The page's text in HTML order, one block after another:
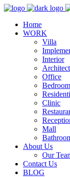
Home
WORK
Villa
Interior
Office
Bedroom
Clinic
Mall
About Us
Our
Contact Us
BLOG